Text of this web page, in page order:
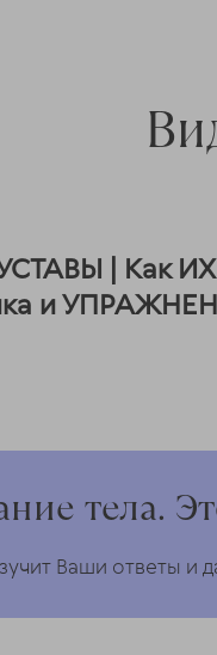
| Как
и
тела.
Ваши ответы и